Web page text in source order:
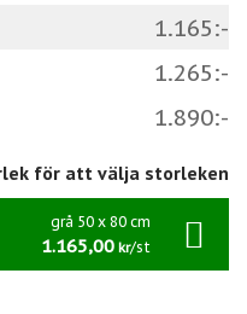
1.165:-
1.265:-
1.890:-
för att välja storleken
grå 50 x 80 cm
1.165,00 kr/st